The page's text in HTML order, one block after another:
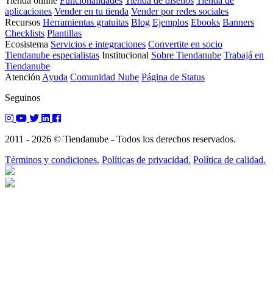
aplicaciones Vender en tu tienda Vender por redes sociales
Recursos Herramientas gratuitas Blog Ejemplos Ebooks Banners
Checklists Plantillas
Ecosistema Servicios e integraciones Convertite en socio
Tiendanube especialistas Institucional Sobre Tiendanube Trabajá en
Tiendanube
Atención Ayuda Comunidad Nube Página de Status
Seguinos
2011 - 2026 © Tiendanube - Todos los derechos reservados.
Términos y condiciones. Políticas de privacidad. Política de calidad.